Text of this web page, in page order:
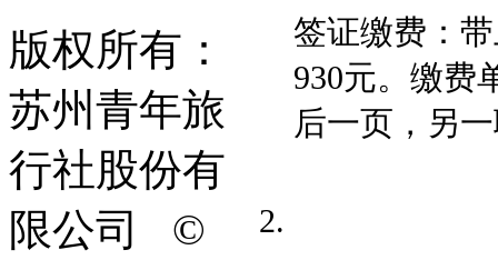
签证缴费：
930元。缴费
后一页，另
版权所有：
苏州青年旅
行社股份有
限公司 ©